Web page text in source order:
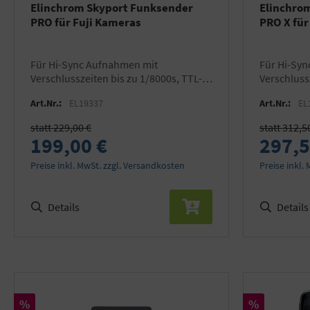
Elinchrom Skyport Funksender
PRO für Fuji Kameras
für Hi-Sync Aufnahmen mit
Verschlusszeiten bis zu 1/8000s, TTL-
allen Skyport Empfängern
Art.Nr.: EL19337
statt 229,00 €
199,00 €
Preise inkl. MwSt. zzgl. Versandkosten
Details
PRO X
für Hi-Sync Aufnahmen mit
fähig,
Art.Nr.:
statt
Preise inkl.
Details
Rabatt
% Rabatt
%